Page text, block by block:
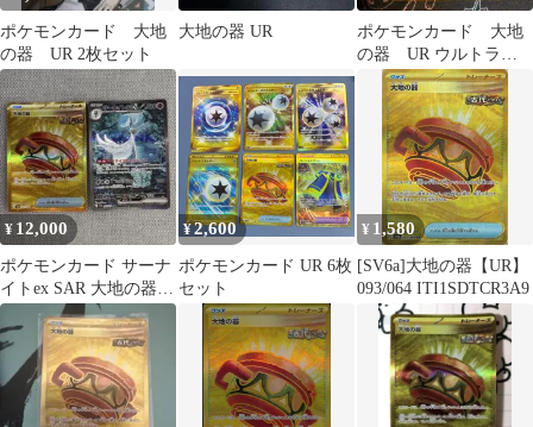
ポケモンカード 大地
の器 UR 2枚セット
大地の器 UR
ポケモンカード 大地
の器 UR ウルトラレ
ア ポケカ
¥ 12,000
ポケモンカード サーナ
イトex SAR 大地の器
UR 2枚セット
¥2,600
ポケモンカード UR 6枚
セット
¥ 1,580
[SV6a]大地の器【UR】
093/064 ITI1SDTCR3A9